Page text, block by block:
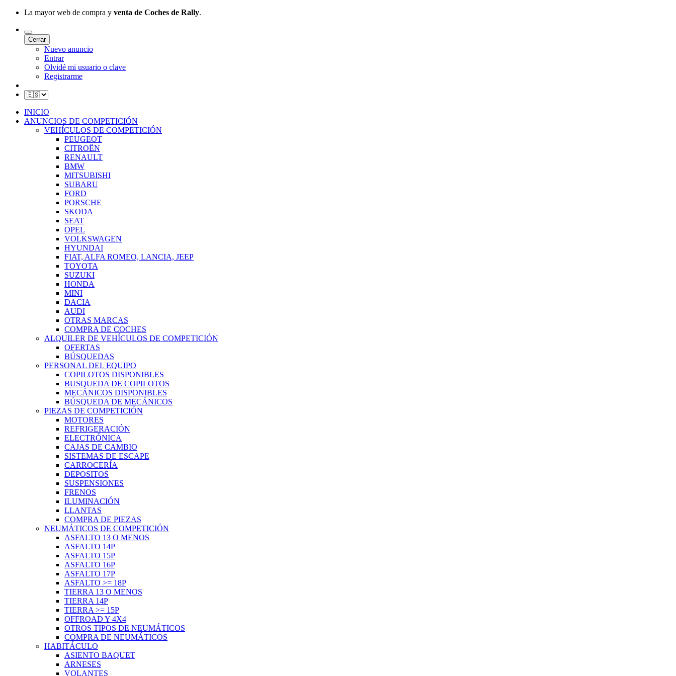
La mayor web de compra y venta de Coches de Rally.
Cerrar
Nuevo anuncio
Entrar
Olvidé mi usuario o clave
Registrarme
INICIO
ANUNCIOS DE COMPETICIÓN
VEHÍCULOS DE COMPETICIÓN
PEUGEOT
CITROËN
RENAULT
BMW
MITSUBISHI
SUBARU
FORD
PORSCHE
SKODA
SEAT
OPEL
VOLKSWAGEN
HYUNDAI
FIAT, ALFA ROMEO, LANCIA, JEEP
TOYOTA
SUZUKI
HONDA
MINI
DACIA
AUDI
OTRAS MARCAS
COMPRA DE COCHES
ALQUILER DE VEHÍCULOS DE COMPETICIÓN
OFERTAS
BÚSQUEDAS
PERSONAL DEL EQUIPO
COPILOTOS DISPONIBLES
BUSQUEDA DE COPILOTOS
MECÁNICOS DISPONIBLES
BÚSQUEDA DE MECÁNICOS
PIEZAS DE COMPETICIÓN
MOTORES
REFRIGERACIÓN
ELECTRÓNICA
CAJAS DE CAMBIO
SISTEMAS DE ESCAPE
CARROCERÍA
DEPOSITOS
SUSPENSIONES
FRENOS
ILUMINACIÓN
LLANTAS
COMPRA DE PIEZAS
NEUMÁTICOS DE COMPETICIÓN
ASFALTO 13 O MENOS
ASFALTO 14P
ASFALTO 15P
ASFALTO 16P
ASFALTO 17P
ASFALTO >= 18P
TIERRA 13 O MENOS
TIERRA 14P
TIERRA >= 15P
OFFROAD Y 4X4
OTROS TIPOS DE NEUMÁTICOS
COMPRA DE NEUMÁTICOS
HABITÁCULO
ASIENTO BAQUET
ARNESES
VOLANTES